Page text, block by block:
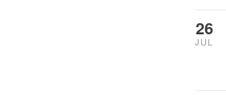
26
JUL